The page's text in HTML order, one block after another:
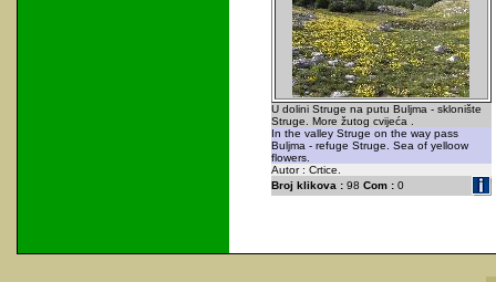
U dolini Struge na putu Buljma - sklonište
Struge. More žutog cvijeća .
In the valley Struge on the way pass
Buljma - refuge Struge. Sea of yelloow
flowers.
Autor : Crtice.
Broj klikova :98 Com :0